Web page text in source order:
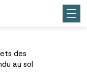
des
au sol